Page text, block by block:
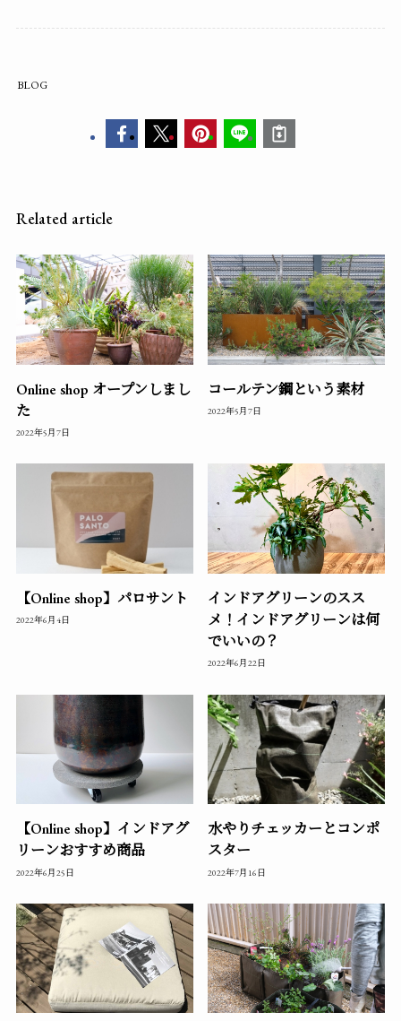
BLOG
Related article
Online shop オープンしまし
た
2022年5月7日
コールテン鋼という素材
2022年5月7日
【Online shop】パロサント
2022年6月4日
インドアグリーンのスス
メ！インドアグリーンは何
でいいの？
2022年6月22日
【Online shop】インドアグ
リーンおすすめ商品
2022年6月25日
水やりチェッカーとコンポ
スター
2022年7月16日